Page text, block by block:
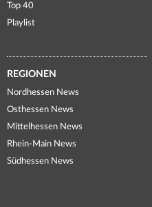
Top 40
Playlist
REGIONEN
Nordhessen News
Osthessen News
Mittelhessen News
Rhein-Main News
Südhessen News